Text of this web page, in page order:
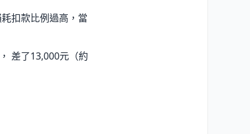
扣款比例過高，當
差了13,000元（約